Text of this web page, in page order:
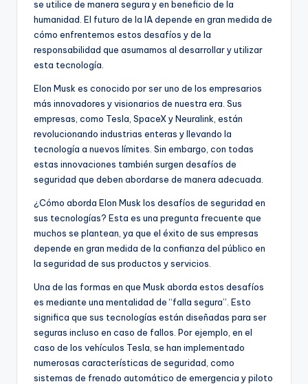
se utilice de manera segura y en beneficio de la
humanidad. El futuro de la IA depende en gran medida de
cómo enfrentemos estos desafíos y de la
responsabilidad que asumamos al desarrollar y utilizar
esta tecnología.
Elon Musk es conocido por ser uno de los empresarios
más innovadores y visionarios de nuestra era. Sus
empresas, como Tesla, SpaceX y Neuralink, están
revolucionando industrias enteras y llevando la
tecnología a nuevos límites. Sin embargo, con todas
estas innovaciones también surgen desafíos de
seguridad que deben abordarse de manera adecuada.
¿Cómo aborda Elon Musk los desafíos de seguridad en
sus tecnologías? Esta es una pregunta frecuente que
muchos se plantean, ya que el éxito de sus empresas
depende en gran medida de la confianza del público en
la seguridad de sus productos y servicios.
Una de las formas en que Musk aborda estos desafíos
es mediante una mentalidad de “falla segura”. Esto
significa que sus tecnologías están diseñadas para ser
seguras incluso en caso de fallos. Por ejemplo, en el
caso de los vehículos Tesla, se han implementado
numerosas características de seguridad, como
sistemas de frenado automático de emergencia y piloto